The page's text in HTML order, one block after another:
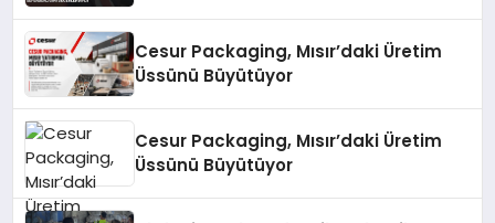
Cesur Packaging, Mısır’daki Üretim
Üssünü Büyütüyor
Cesur Packaging, Mısır’daki Üretim
Üssünü Büyütüyor